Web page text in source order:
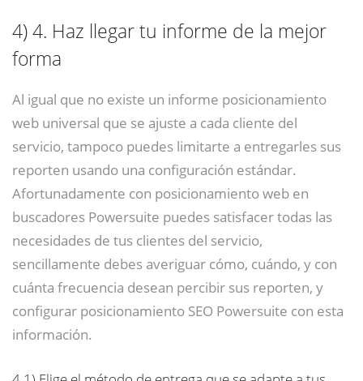
4)4. Haz llegar tu informe de la mejor
forma
Al igual que no existe un informe posicionamiento
web universal que se ajuste a cada cliente del
servicio, tampoco puedes limitarte a entregarles sus
reporten usando una configuración estándar.
Afortunadamente con posicionamiento web en
buscadores Powersuite puedes satisfacer todas las
necesidades de tus clientes del servicio,
sencillamente debes averiguar cómo, cuándo, y con
cuánta frecuencia desean percibir sus reporten, y
configurar posicionamiento SEO Powersuite con esta
información.